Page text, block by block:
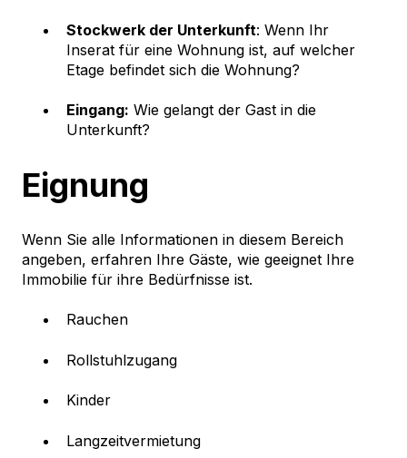
Stockwerk der Unterkunft: Wenn Ihr
Inserat für eine Wohnung ist, auf welcher
Etage befindet sich die Wohnung?
Eingang: Wie gelangt der Gast in die
Unterkunft?
Eignung
Wenn Sie alle Informationen in diesem Bereich
angeben, erfahren Ihre Gäste, wie geeignet Ihre
Immobilie für ihre Bedürfnisse ist.
Rauchen
Rollstuhlzugang
Kinder
Langzeitvermietung